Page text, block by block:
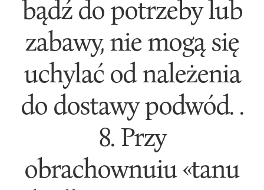
bądź do potrzeby lub
zabawy, nie mogą się
uchylać od należenia
do dostawy podwód. .
8. Przy
obrachownuiu «tanu